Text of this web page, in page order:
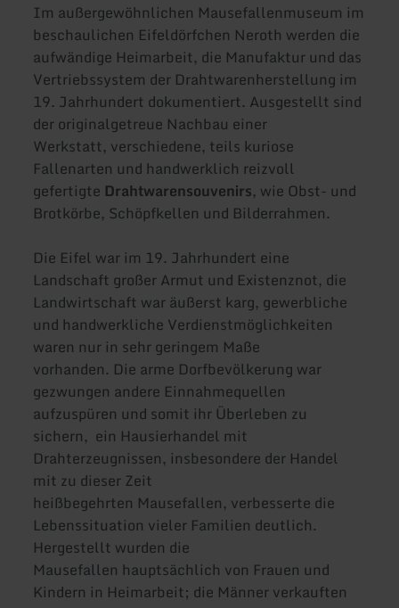
Im außergewöhnlichen Mausefallenmuseum im
beschaulichen Eifeldörfchen Neroth werden die
aufwändige Heimarbeit, die Manufaktur und das
Vertriebssystem der Drahtwarenherstellung im
19. Jahrhundert dokumentiert. Ausgestellt sind
der originalgetreue Nachbau einer
Werkstatt, verschiedene, teils kuriose
Fallenarten und handwerklich reizvoll
gefertigte Drahtwarensouvenirs, wie Obst- und
Brotkörbe, Schöpfkellen und Bilderrahmen.
Die Eifel war im 19. Jahrhundert eine
Landschaft großer Armut und Existenznot, die
Landwirtschaft war äußerst karg, gewerbliche
und handwerkliche Verdienstmöglichkeiten
waren nur in sehr geringem Maße
vorhanden. Die arme Dorfbevölkerung war
gezwungen andere Einnahmequellen
aufzuspüren und somit ihr Überleben zu
sichern, ein Hausierhandel mit
Drahterzeugnissen, insbesondere der Handel
mit zu dieser Zeit
heißbegehrten Mausefallen, verbesserte die
Lebenssituation vieler Familien deutlich.
Hergestellt wurden die
Mausefallen hauptsächlich von Frauen und
Kindern in Heimarbeit; die Männer verkauften